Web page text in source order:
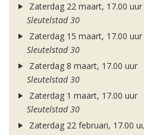
Zaterdag 22 maart, 17.00 uur
Sleutelstad 30
Zaterdag 15 maart, 17.00 uur
Sleutelstad 30
Zaterdag 8 maart, 17.00 uur
Sleutelstad 30
Zaterdag 1 maart, 17.00 uur
Sleutelstad 30
Zaterdag 22 februari, 17.00